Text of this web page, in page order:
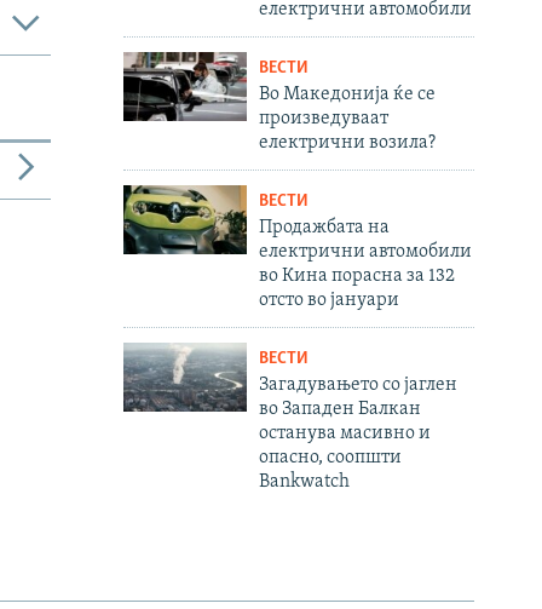
електрични автомобили
ВЕСТИ
Во Македонија ќе се
произведуваат
електрични возила?
ВЕСТИ
Продажбата на
електрични автомобили
во Кина порасна за 132
отсто во јануари
ВЕСТИ
Загадувањето со јаглен
во Западен Балкан
останува масивно и
опасно, соопшти
Bankwatch